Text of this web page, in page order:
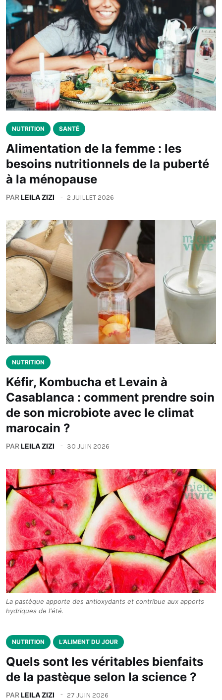
NUTRITION SANTÉ
Alimentation de la femme : les
besoins nutritionnels de la puberté
à la ménopause
PARLEILA ZIZI 2 JUILLET 2026
NUTRITION
Kéfir, Kombucha et Levain à
Casablanca : comment prendre soin
de son microbiote avec le climat
marocain ?
PARLEILA ZIZI 30 JUIN 2026
La pastèque apporte des antioxydants et contribue aux apports
hydriques de l'été.
NUTRITION L’ALIMENT DU JOUR
Quels sont les véritables bienfaits
de la pastèque selon la science ?
PARLEILA ZIZI 27 JUIN 2026